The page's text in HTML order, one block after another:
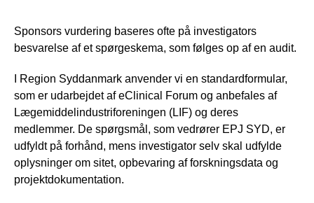
Sponsors vurdering baseres ofte på investigators
besvarelse af et spørgeskema, som følges op af en audit.
I Region Syddanmark anvender vi en standardformular,
som er udarbejdet af eClinical Forum og anbefales af
Lægemiddelindustriforeningen (LIF) og deres
medlemmer. De spørgsmål, som vedrører EPJ SYD, er
udfyldt på forhånd, mens investigator selv skal udfylde
oplysninger om sitet, opbevaring af forskningsdata og
projektdokumentation.